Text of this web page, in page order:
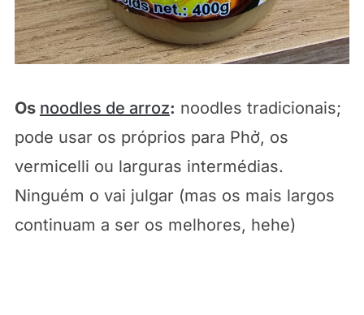
Os noodles de arroz: noodles tradicionais;
pode usar os próprios para Phở, os
vermicelli ou larguras intermédias.
Ninguém o vai julgar (mas os mais largos
continuam a ser os melhores, hehe)